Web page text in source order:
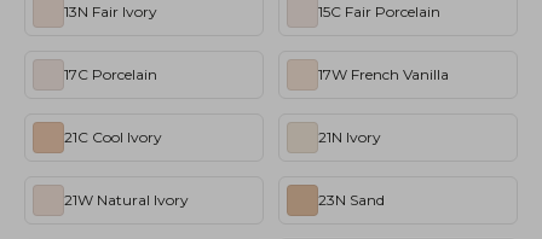
13N Fair Ivory 15C Fair Porcelain
17C Porcelain 17W French Vanilla
21C Cool Ivory 21N Ivory
21W Natural Ivory 23N Sand